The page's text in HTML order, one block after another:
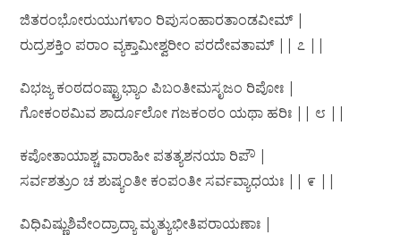
ಜಿತರಂಭೋರುಯುಗಳಾಂ ರಿಪುಸಂಹಾರತಾಂಡವೀಮ್ |
ರುದ್ರಶಕ್ತಿಂ ಪರಾಂ ವ್ಯಕ್ತಾಮೀಶ್ವರೀಂ ಪರದೇವತಾಮ್ || ೭ ||
ವಿಭಜ್ಯ ಕಂಠದಂಷ್ಟ್ರಾಭ್ಯಾಂ ಪಿಬಂತೀಮಸೃಜಂ ರಿಪೋಃ |
ಗೋಕಂಠಮಿವ ಶಾರ್ದೂಲೋ ಗಜಕಂಠಂ ಯಥಾ ಹರಿಃ || ೮ ||
ಕಪೋತಾಯಾಶ್ಚ ವಾರಾಹೀ ಪತತ್ಯಶನಯಾ ರಿಪೌ |
ಸರ್ವಶತ್ರುಂ ಚ ಶುಷ್ಯಂತೀ ಕಂಪಂತೀ ಸರ್ವವ್ಯಾಧಯಃ || ೯ ||
ವಿಧಿವಿಷ್ಣುಶಿವೇಂದ್ರಾದ್ಯಾ ಮೃತ್ಯುಭೀತಿಪರಾಯಣಾಃ |